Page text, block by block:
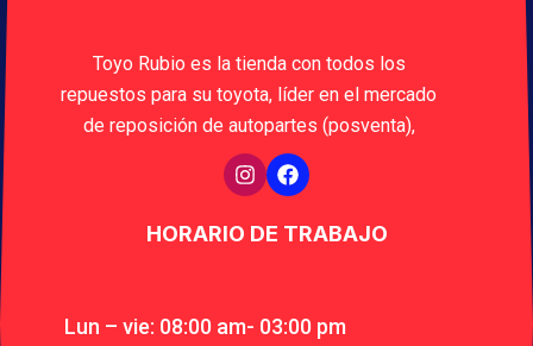
Toyo Rubio es la tienda con todos los
repuestos para su toyota, líder en el mercado
de reposición de autopartes (posventa),
HORARIO DE TRABAJO
Lun – vie: 08:00 am- 03:00 pm